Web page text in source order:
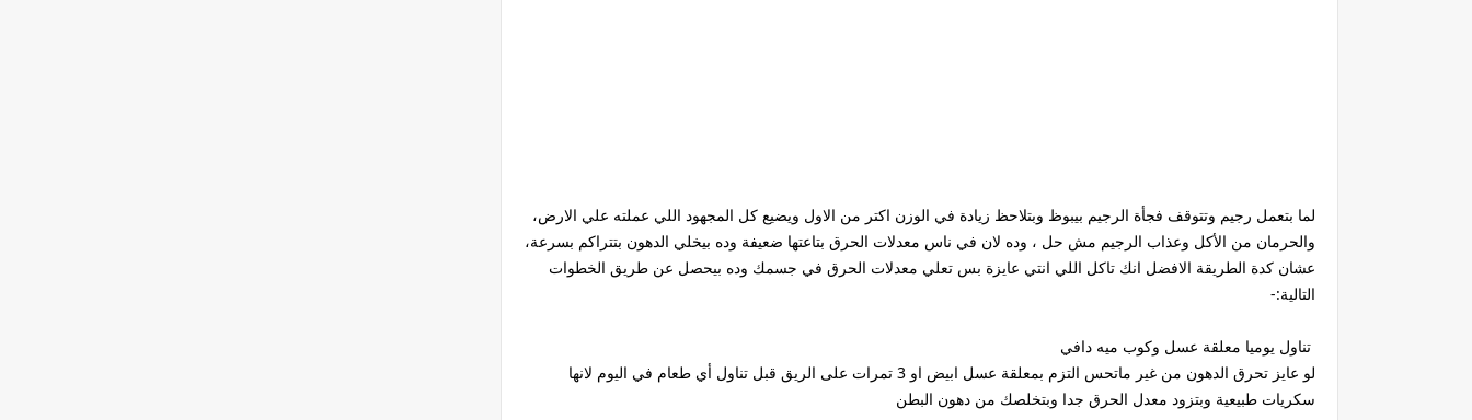
لما بتعمل رجيم وتتوقف فجأة الرجيم بيبوظ وبتلاحظ زيادة في الوزن اكتر من الاول ويضيع كل المجهود اللي عملته علي الارض،
والحرمان من الأكل وعذاب الرجيم مش حل ، وده لان في ناس معدلات الحرق بتاعتها ضعيفة وده بيخلي الدهون بتتراكم بسرعة،
عشان كدة الطريقة الافضل انك تاكل اللي انتي عايزة بس تعلي معدلات الحرق في جسمك وده بيحصل عن طريق الخطوات
التالية:-
تناول يوميا معلقة عسل وكوب ميه دافي
لو عايز تحرق الدهون من غير ماتحس التزم بمعلقة عسل ابيض او 3 تمرات على الريق قبل تناول أي طعام في اليوم لانها
سكريات طبيعية وبتزود معدل الحرق جدا وبتخلصك من دهون البطن